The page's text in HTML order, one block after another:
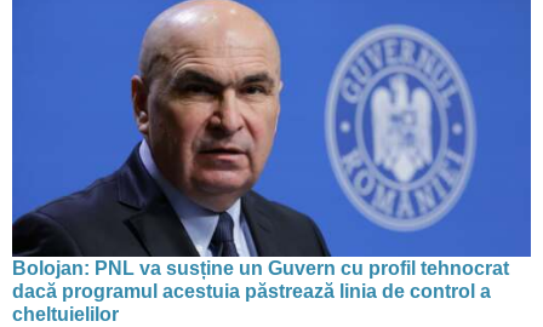
Bolojan: PNL va susține un Guvern cu profil tehnocrat
dacă programul acestuia păstrează linia de control a
cheltuielilor